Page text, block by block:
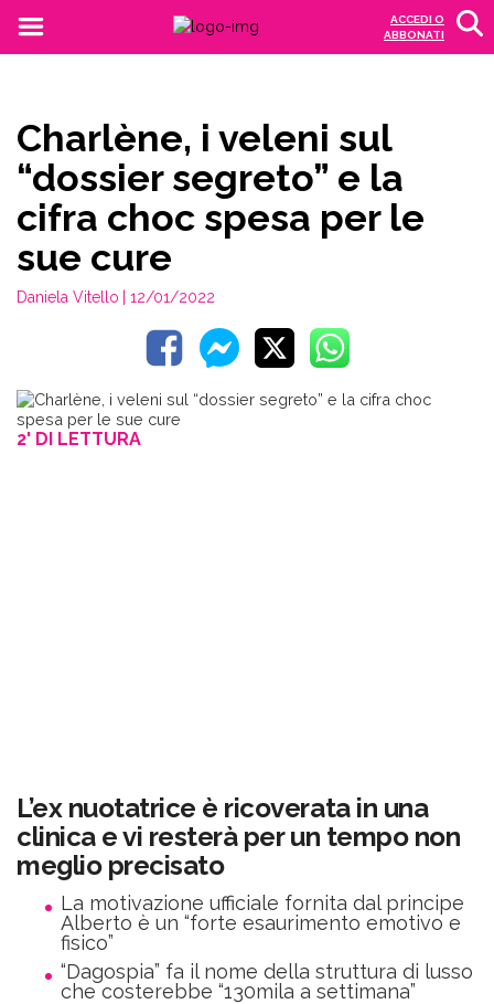
ACCEDI O
ABBONATI
Charlène, i veleni sul
“dossier segreto” e la
cifra choc spesa per le
sue cure
Daniela Vitello | 12/01/2022
2' DI LETTURA
L’ex nuotatrice è ricoverata in una
clinica e vi resterà per un tempo non
meglio precisato
La motivazione ufficiale fornita dal principe
Alberto è un “forte esaurimento emotivo e
fisico”
“Dagospia” fa il nome della struttura di lusso
che costerebbe “130mila a settimana”